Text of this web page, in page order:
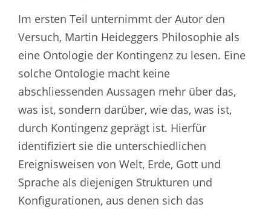
Im ersten Teil unternimmt der Autor den
Versuch, Martin Heideggers Philosophie als
eine Ontologie der Kontingenz zu lesen. Eine
solche Ontologie macht keine
abschliessenden Aussagen mehr über das,
was ist, sondern darüber, wie das, was ist,
durch Kontingenz geprägt ist. Hierfür
identifiziert sie die unterschiedlichen
Ereignisweisen von Welt, Erde, Gott und
Sprache als diejenigen Strukturen und
Konfigurationen, aus denen sich das